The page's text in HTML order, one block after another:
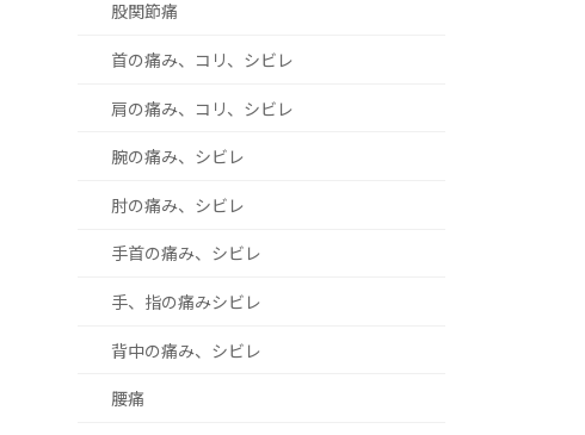
股関節痛
首の痛み、コリ、シビレ
肩の痛み、コリ、シビレ
腕の痛み、シビレ
肘の痛み、シビレ
手首の痛み、シビレ
手、指の痛みシビレ
背中の痛み、シビレ
腰痛